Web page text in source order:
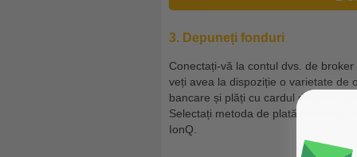
3. Depuneți fonduri
Conectați-vă la contul dvs. de
veți avea la dispoziție o varietate de
bancare și plăți cu cardul de debit,
Selectați metoda de plată preferată
IonQ.